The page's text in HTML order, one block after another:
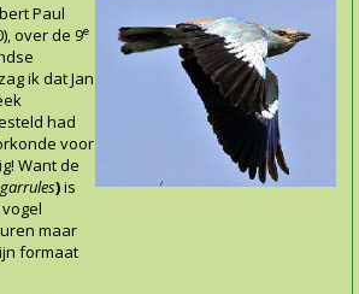
Paul
over de 9e
ik dat Jan
had
voor
Want de
)is
maar
formaat